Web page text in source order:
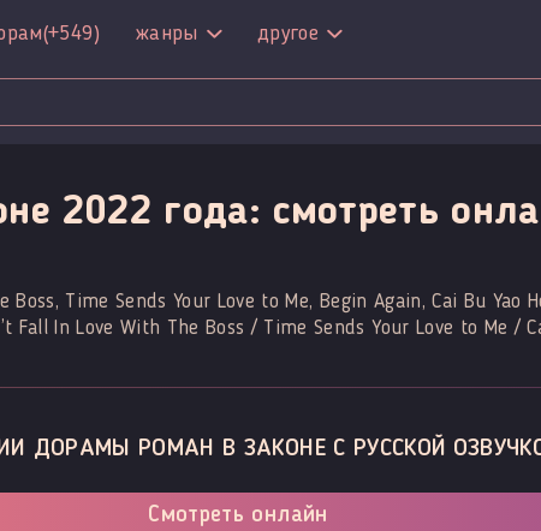
(+549) жанры другое
2022 года: смотреть
Boss, Time Sends Your Love to Me, Begin Again, Cai Bu Yao
Fall In Love With The Boss / Time Sends Your Love to Me /
ДОРАМЫ РОМАН В ЗАКОНЕ С РУССКОЙ
Смотреть онлайн